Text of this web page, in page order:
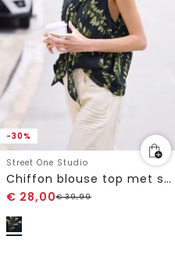
-30%
Street One Studio
Chiffon blouse top met strik
€ 28,00€39,99